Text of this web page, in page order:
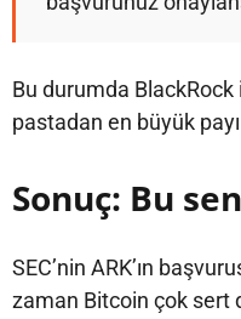
Bu durumda
pastadan en büyük payı
Sonuç: Bu
SEC’nin ARK’ın
zaman Bitcoin çok sert